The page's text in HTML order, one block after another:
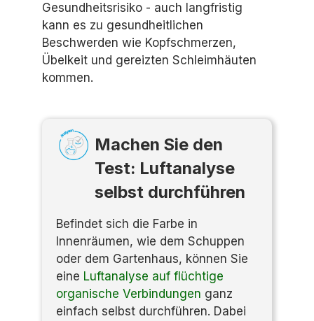
Gesundheitsrisiko - auch langfristig
kann es zu gesundheitlichen
Beschwerden wie Kopfschmerzen,
Übelkeit und gereizten Schleimhäuten
kommen.
Machen Sie den
Test: Luftanalyse
selbst durchführen
Befindet sich die Farbe in
Innenräumen, wie dem Schuppen
oder dem Gartenhaus, können Sie
eine Luftanalyse auf flüchtige
organische Verbindungen ganz
einfach selbst durchführen. Dabei